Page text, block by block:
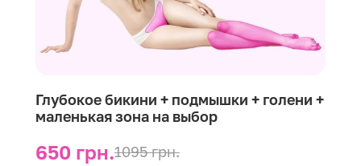
Глубокое бикини + подмышки + голени +
маленькая зона на выбор
650 грн.1095 грн.